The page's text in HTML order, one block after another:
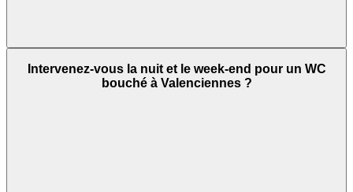
Intervenez-vous la nuit et le week-end pour un WC
bouché à Valenciennes ?